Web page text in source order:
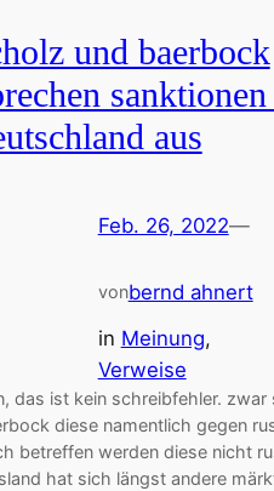
und baerbock
sanktionen
aus
Feb. 26, 2022—
vonbernd ahnert
in Meinung
Verweise
das ist kein schreibfehler. zwar
diese namentlich gegen
betreffen werden diese nicht
hat sich längst andere